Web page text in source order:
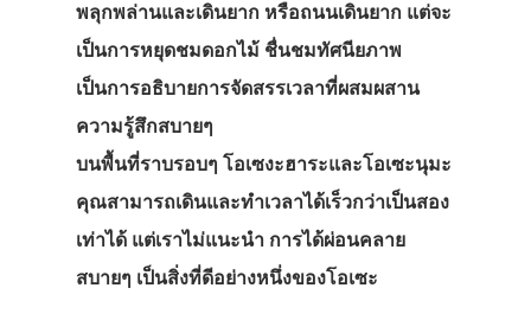
พลุกพล่านและเดินยาก หรือถนนเดินยาก แต่จะ
เป็นการหยุดชมดอกไม้ ชื่นชมทัศนียภาพ
เป็นการอธิบายการจัดสรรเวลาที่ผสมผสาน
ความรู้สึกสบายๆ
บนพื้นที่ราบรอบๆ โอเซงะฮาระและโอเซะนุมะ
คุณสามารถเดินและทำเวลาได้เร็วกว่าเป็นสอง
เท่าได้ แต่เราไม่แนะนำ การได้ผ่อนคลาย
สบายๆ เป็นสิ่งที่ดีอย่างหนึ่งของโอเซะ